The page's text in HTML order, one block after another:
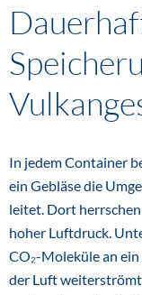
In jedem Container
ein Gebläse die
leitet. Dort
hoher Luftdruck.
CO₂-Moleküle an
der Luft